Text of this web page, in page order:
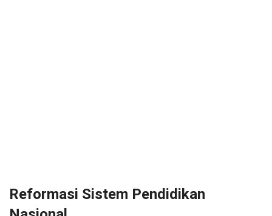
Reformasi Sistem Pendidikan